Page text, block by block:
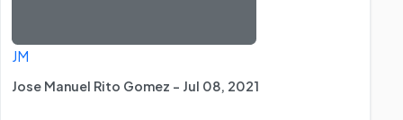
JM
Jose Manuel Rito Gomez - Jul 08, 2021